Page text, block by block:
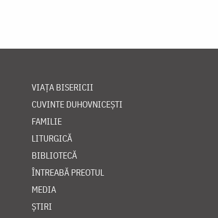
VIAȚA BISERICII
CUVINTE DUHOVNICEȘTI
FAMILIE
LITURGICĂ
BIBLIOTECĂ
ÎNTREABĂ PREOTUL
MEDIA
ȘTIRI